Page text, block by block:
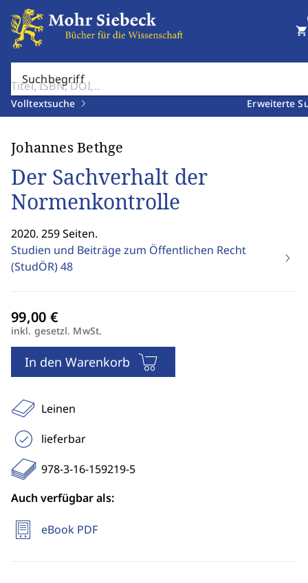
Suchbegriff
Volltextsuche Erweiterte
shopping_cart
Johannes Bethge
Der Sachverhalt der
Normenkontrolle
2020. 259 Seiten.
Studien und Beiträge zum Öffentlichen Recht
(StudÖR)48
inkl. gesetzl. MwSt.
In den Warenkorb
Leinen
lieferbar
978-3-16-159219-5
Auch verfügbar als:
eBook PDF